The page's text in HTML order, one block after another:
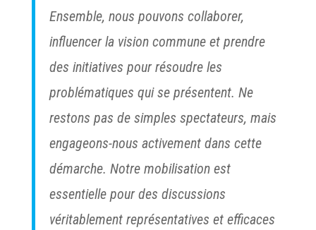
Ensemble, nous pouvons collaborer,
influencer la vision commune et prendre
des initiatives pour résoudre les
problématiques qui se présentent. Ne
restons pas de simples spectateurs, mais
engageons-nous activement dans cette
démarche. Notre mobilisation est
essentielle pour des discussions
véritablement représentatives et efficaces